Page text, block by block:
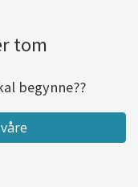
tom
begynne??